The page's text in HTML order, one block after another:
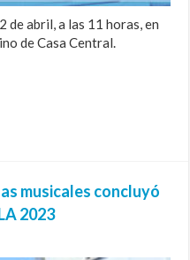
de abril, a las 11 horas, en
de Casa Central.
musicales concluyó
2023